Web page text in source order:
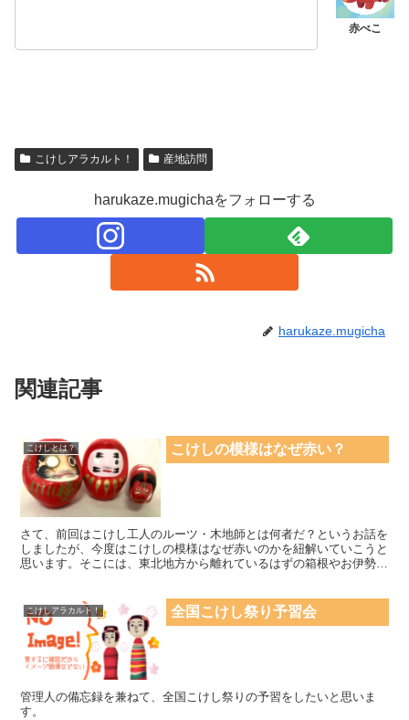
こけしアラカルト！ 産地訪問
harukaze.mugichaをフォローする
harukaze.mugicha
関連記事
こけしとは？ こけしの模様はなぜ赤い？
さて、前回はこけし工人のルーツ・木地師とは何者だ？というお話を
しましたが、今度はこけしの模様はなぜ赤いのかを紐解いていこうと
思います。そこには、東北地方から離れているはずの箱根やお伊勢さ
こけしアラカルト！ 全国こけし祭り予習会
管理人の備忘録を兼ねて、全国こけし祭りの予習をしたいと思いま
す。